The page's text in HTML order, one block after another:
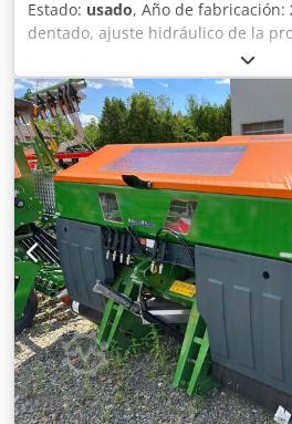
Estado: usado, Año de fabricación:
dentado, ajuste hidráulico de la
del grupo de discos / ajuste
de trabajo de la unidad de
para Ceus 50 / ajuste hidráulico
trabajo del campo de púas con
CUCHILLA 80 mm / (14/K1) Dcsdpfx